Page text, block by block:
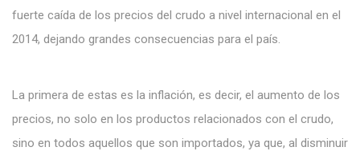
fuerte caída de los precios del crudo a nivel internacional en el
2014, dejando grandes consecuencias para el país.
La primera de estas es la inflación, es decir, el aumento de los
precios, no solo en los productos relacionados con el crudo,
sino en todos aquellos que son importados, ya que, al disminuir